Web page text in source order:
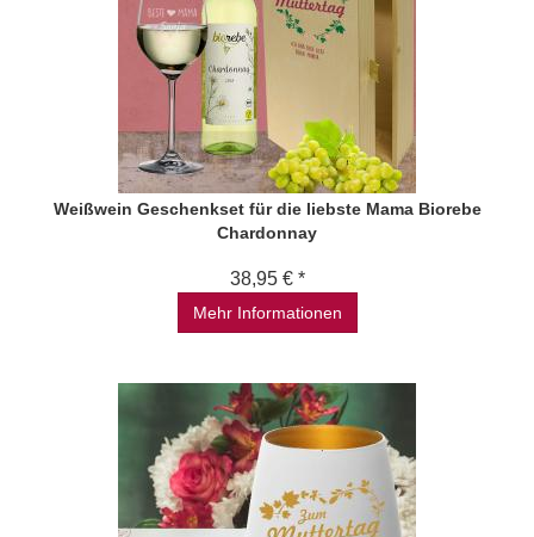
Weißwein Geschenkset für die liebste Mama Biorebe
Chardonnay
38,95 € *
Mehr Informationen